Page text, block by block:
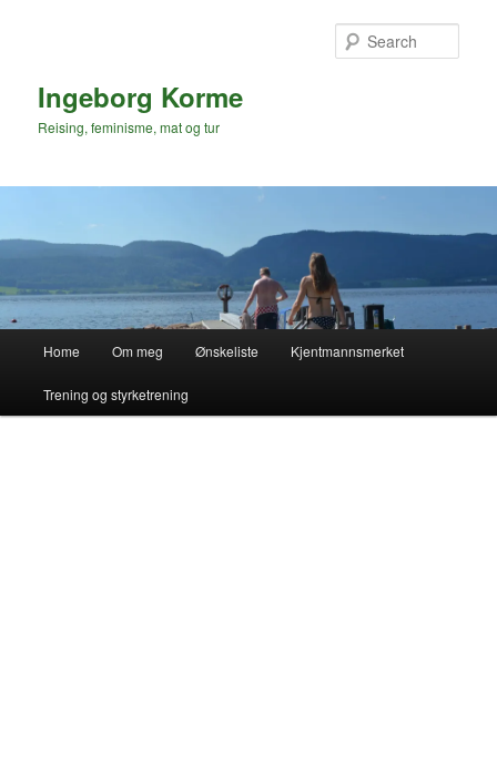
Ingeborg Korme
Reising, feminisme, mat og tur
Home Om meg Ønskeliste Kjentmannsmerket
Trening og styrketrening